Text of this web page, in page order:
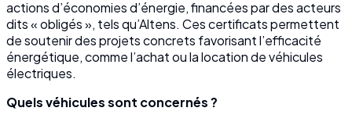
actions d’économies d’énergie, financées par des acteurs
dits « obligés », tels qu’Altens. Ces certificats permettent
de soutenir des projets concrets favorisant l’efficacité
énergétique, comme l’achat ou la location de véhicules
électriques.
Quels véhicules sont concernés ?